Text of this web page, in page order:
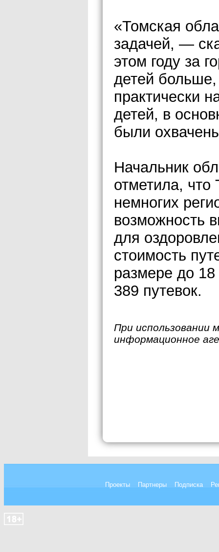
«Томская
задачей, —
этом году за
детей
практически
детей, в
были
Начальник
отметила, что
немногих
возможность
для
стоимость
размере до
389 путевок.
При использовании
информационное
Проекты Партнеры Подписка